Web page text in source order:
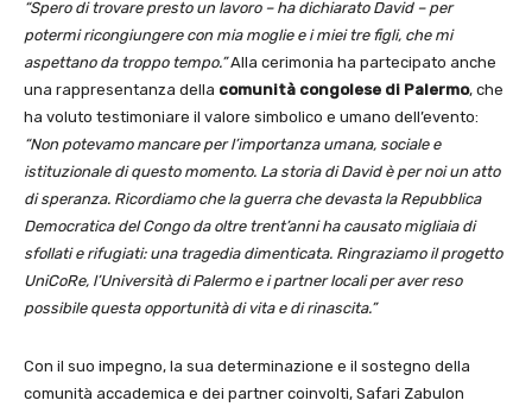
“Spero di trovare presto un lavoro – ha dichiarato David – per
potermi ricongiungere con mia moglie e i miei tre figli, che mi
aspettano da troppo tempo.”Alla cerimonia ha partecipato anche
una rappresentanza della comunità congolese di Palermo, che
ha voluto testimoniare il valore simbolico e umano dell’evento:
“Non potevamo mancare per l’importanza umana, sociale e
istituzionale di questo momento. La storia di David è per noi un atto
di speranza. Ricordiamo che la guerra che devasta la Repubblica
Democratica del Congo da oltre trent’anni ha causato migliaia di
sfollati e rifugiati: una tragedia dimenticata. Ringraziamo il progetto
UniCoRe, l’Università di Palermo e i partner locali per aver reso
possibile questa opportunità di vita e di rinascita.”
Con il suo impegno, la sua determinazione e il sostegno della
comunità accademica e dei partner coinvolti, Safari Zabulon